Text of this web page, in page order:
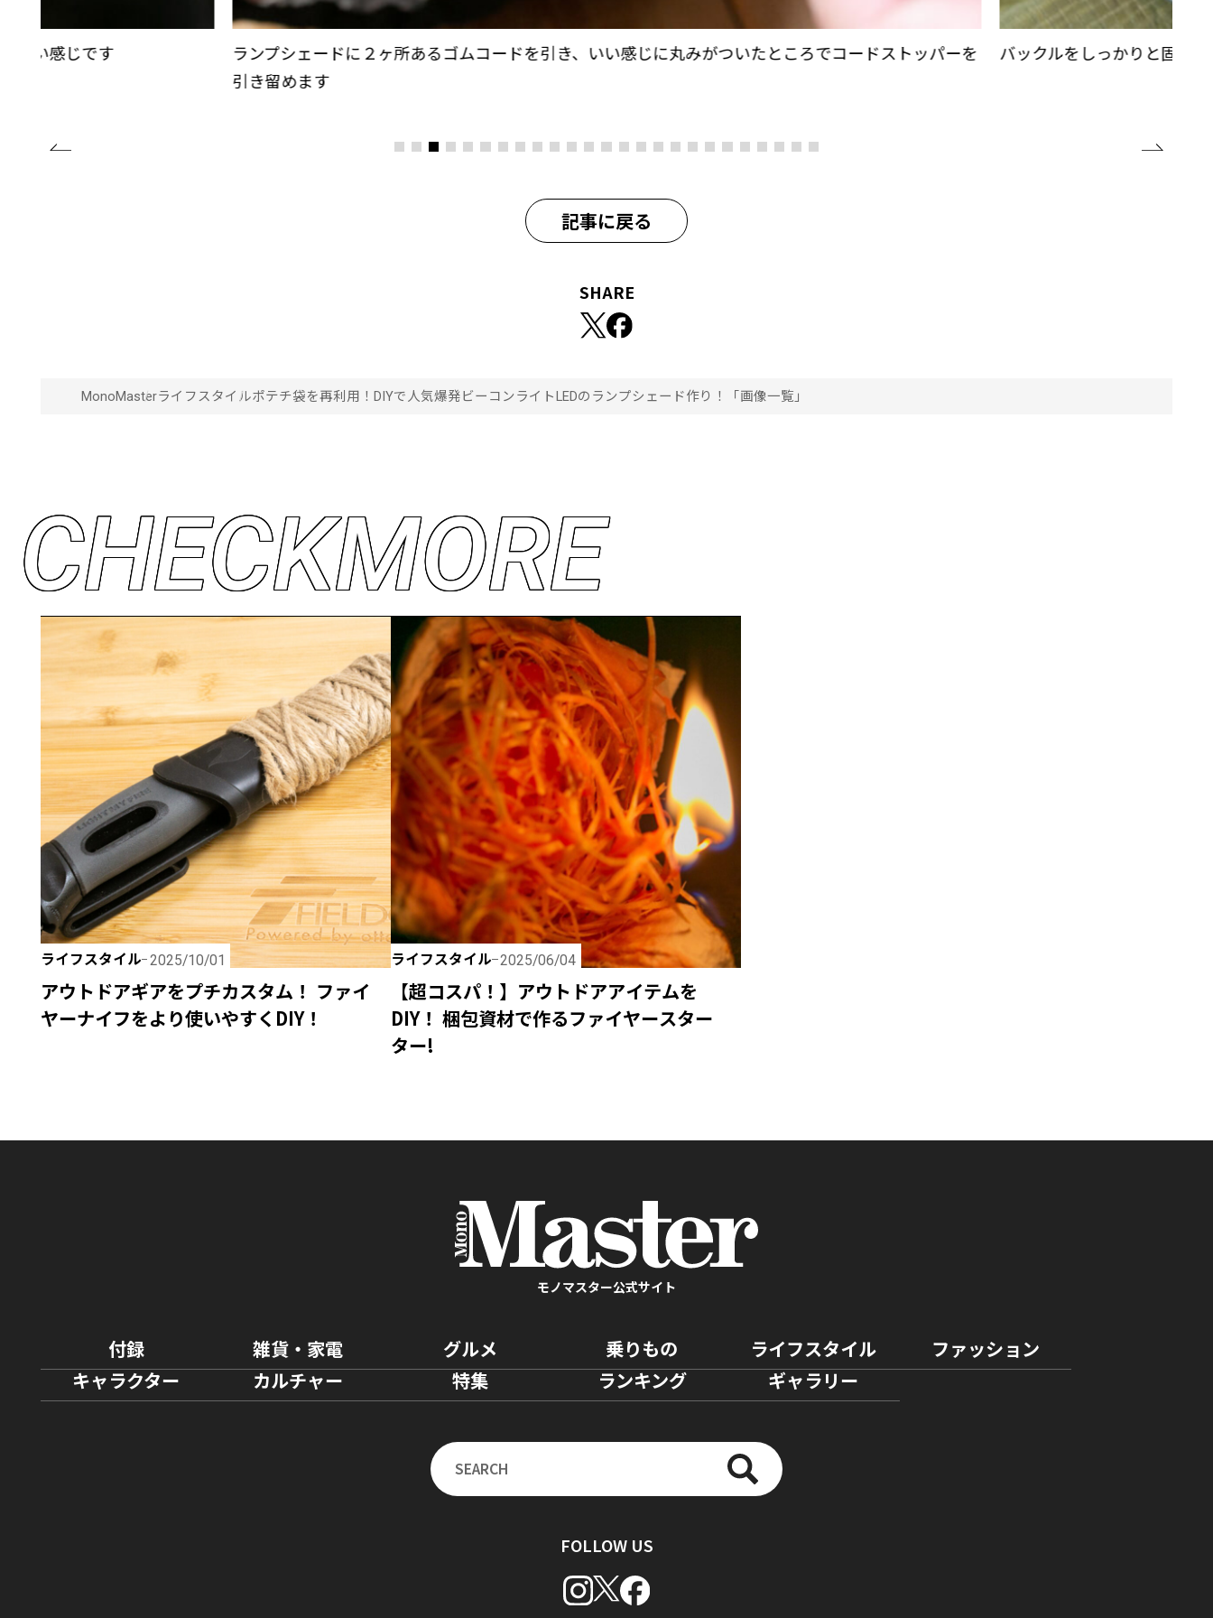
いい感じです
ランプシェードに２ヶ所あるゴムコードを引き、いい感じに丸みがついたところでコードストッパーを
引き留めます
バックルをしっかりと固定
記事に戻る
SHARE
MonoMasterライフスタイルポテチ袋を再利用！DIYで人気爆発ビーコンライトLEDのランプシェード作り！「画像一覧」
CHECKMORE
ライフスタイル 2025/10/01
アウトドアギアをプチカスタム！ ファイ
ヤーナイフをより使いやすくDIY！
ライフスタイル 2025/06/04
【超コスパ！】アウトドアアイテムを
DIY！ 梱包資材で作るファイヤースター
ター!
モノマスター公式サイト
付録 雑貨・家電 グルメ 乗りもの ライフスタイル
ファッション
キャラクター
カルチャー 特集 ランキング ギャラリー
FOLLOW US